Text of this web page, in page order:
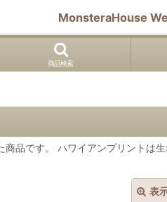
MonsteraHouse
商品検索
品です。 ハワイアンプリントは
表